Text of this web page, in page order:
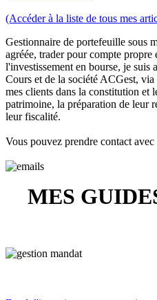
(Accéder à la liste de tous mes
Gestionnaire de portefeuille sous
agréée, trader pour compte propre
l'investissement en bourse, je suis
Cours et de la société ACGest,
mes clients dans la constitution et
patrimoine, la préparation de leur
leur fiscalité.
Vous pouvez prendre contact
MES